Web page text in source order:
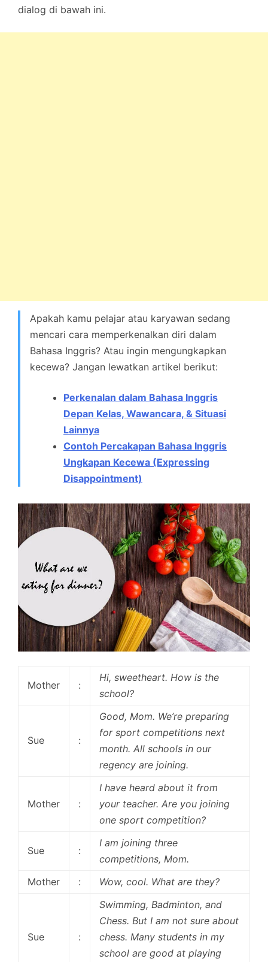
dialog di bawah ini.
Apakah kamu pelajar atau karyawan sedang
mencari cara memperkenalkan diri dalam
Bahasa Inggris? Atau ingin mengungkapkan
kecewa? Jangan lewatkan artikel berikut:
Perkenalan dalam Bahasa Inggris
Depan Kelas, Wawancara, & Situasi
Lainnya
Contoh Percakapan Bahasa Inggris
Ungkapan Kecewa (Expressing
Disappointment)
Mother :
Hi, sweetheart. How is the
school?
Sue :
Good, Mom. We’re preparing
for sport competitions next
month. All schools in our
regency are joining.
Mother :
I have heard about it from
your teacher. Are you joining
one sport competition?
Sue :
I am joining three
competitions, Mom.
Mother
: Wow, cool. What are they?
Sue :
Swimming, Badminton, and
Chess. But I am not sure about
chess. Many students in my
school are good at playing